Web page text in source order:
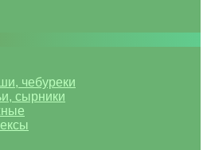
чебуреки
сырники